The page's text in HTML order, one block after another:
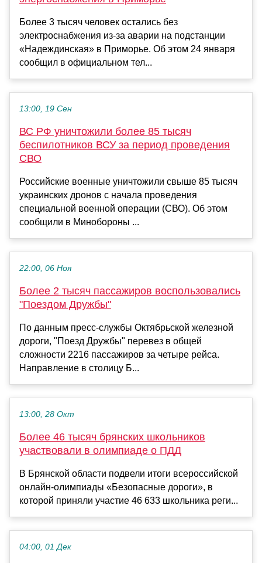
Более 3 тысяч человек остались без
электроснабжения из-за аварии на подстанции
«Надеждинская» в Приморье. Об этом 24 января
сообщил в официальном тел...
13:00, 19 Сен
ВС РФ уничтожили более 85 тысяч
беспилотников ВСУ за период проведения
СВО
Российские военные уничтожили свыше 85 тысяч
украинских дронов с начала проведения
специальной военной операции (СВО). Об этом
сообщили в Минобороны ...
22:00, 06 Ноя
Более 2 тысяч пассажиров воспользовались
"Поездом Дружбы"
По данным пресс-службы Октябрьской железной
дороги, "Поезд Дружбы" перевез в общей
сложности 2216 пассажиров за четыре рейса.
Направление в столицу Б...
13:00, 28 Окт
Более 46 тысяч брянских школьников
участвовали в олимпиаде о ПДД
В Брянской области подвели итоги всероссийской
онлайн-олимпиады «Безопасные дороги», в
которой приняли участие 46 633 школьника реги...
04:00, 01 Дек